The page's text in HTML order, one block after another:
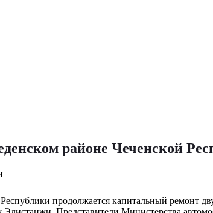
районе Чеченской
продолжается капитальный ремонт